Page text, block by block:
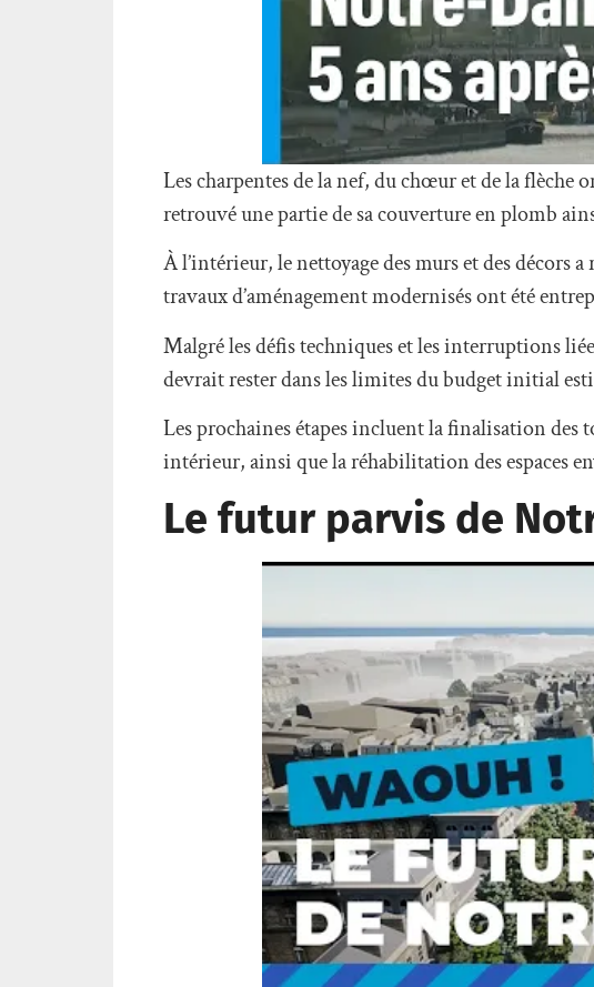
Les charpentes de la nef, du chœur et de la flèche
retrouvé une partie de sa couverture en plomb
À l’intérieur, le nettoyage des murs et des décors
travaux d’aménagement modernisés ont été
Malgré les défis techniques et les interruptions
devrait rester dans les limites du budget initial
Les prochaines étapes incluent la finalisation
intérieur, ainsi que la réhabilitation des espaces
Le futur parvis de